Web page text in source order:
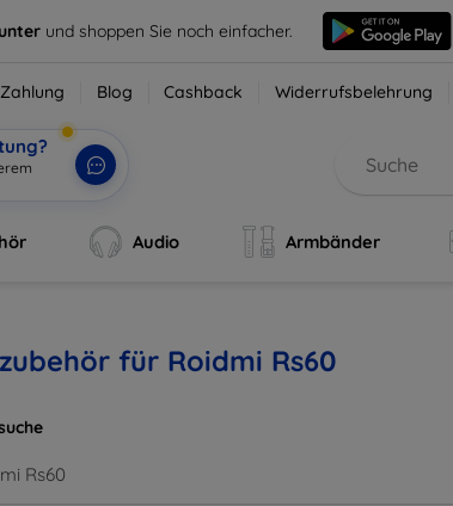
und shoppen Sie noch einfacher.
Blog Cashback Widerrufsbelehrung
Audio Armbänder
für Roidmi Rs60
Rs60